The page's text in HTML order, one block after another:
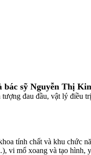
bác sỹ Nguyễn Thị
đau đầu, vật lý điều
tính chất và khu
mổ xoang và tạo hình,